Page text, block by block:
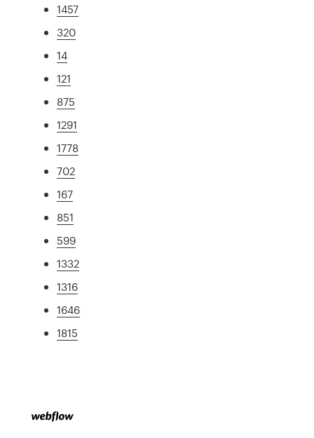
1457
320
14
121
875
1291
1778
702
167
851
599
1332
1316
1646
1815